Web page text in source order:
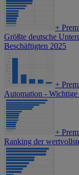
+
Größte deutsche
Beschäftigten 2025
+
Automation - Wichtige
+
Ranking der